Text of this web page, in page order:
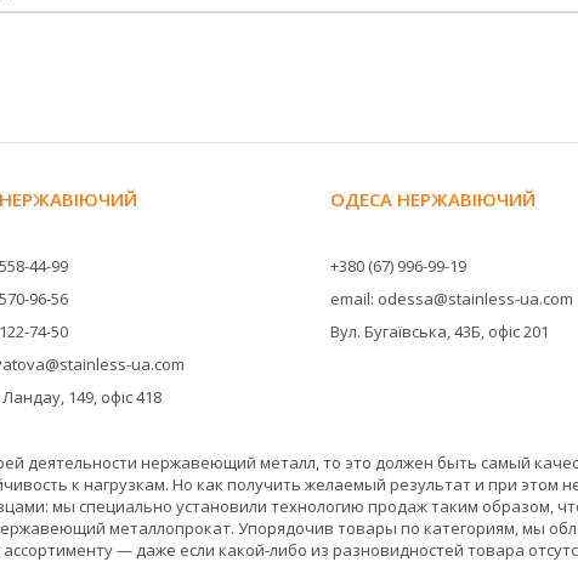
НЕРЖАВІЮЧИЙ
44-99
96-56
74-50
ua.com
149, офіс 418
ОДЕСА НЕРЖАВІЮЧИЙ
+380 (67) 996-99-19
email: odessa@stainless-ua.com
Вул. Бугаївська, 43Б, офіс 201
деятельности нержавеющий металл, то это должен быть самый
к нагрузкам. Но как получить желаемый результат и при этом
мы специально установили технологию продаж таким образом,
металлопрокат. Упорядочив товары по категориям, мы
— даже если какой-либо из разновидностей товара